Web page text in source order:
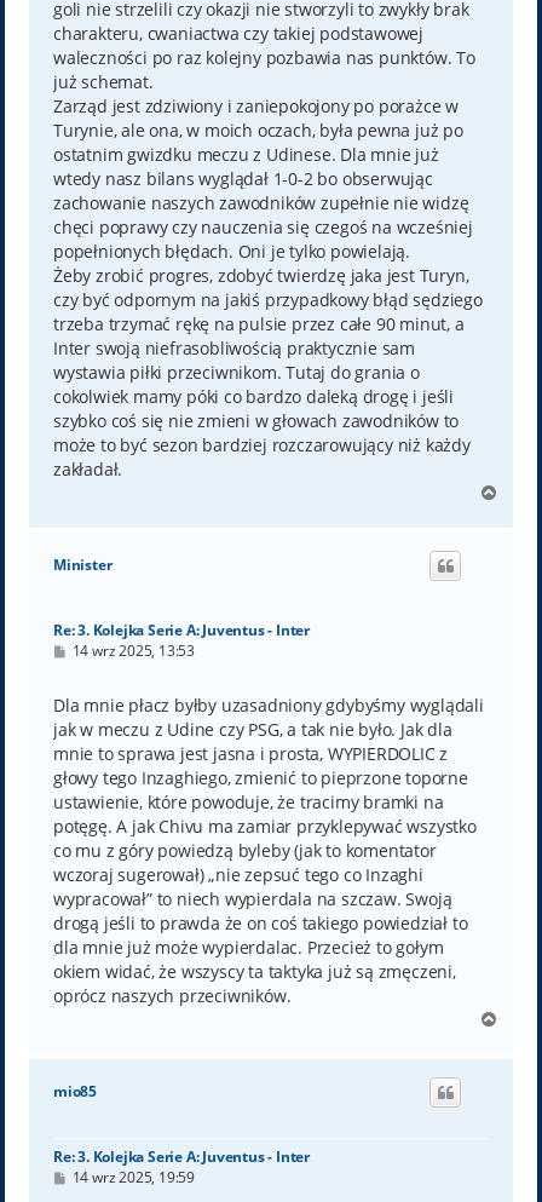
goli nie strzelili czy okazji nie stworzyli to zwykły brak
charakteru, cwaniactwa czy takiej podstawowej
waleczności po raz kolejny pozbawia nas punktów. To
już schemat.
Zarząd jest zdziwiony i zaniepokojony po porażce w
Turynie, ale ona, w moich oczach, była pewna już po
ostatnim gwizdku meczu z Udinese. Dla mnie już
wtedy nasz bilans wyglądał 1-0-2 bo obserwując
zachowanie naszych zawodników zupełnie nie widzę
chęci poprawy czy nauczenia się czegoś na wcześniej
popełnionych błędach. Oni je tylko powielają.
Żeby zrobić progres, zdobyć twierdzę jaka jest Turyn,
czy być odpornym na jakiś przypadkowy błąd sędziego
trzeba trzymać rękę na pulsie przez całe 90 minut, a
Inter swoją niefrasobliwością praktycznie sam
wystawia piłki przeciwnikom. Tutaj do grania o
cokolwiek mamy póki co bardzo daleką drogę i jeśli
szybko coś się nie zmieni w głowach zawodników to
może to być sezon bardziej rozczarowujący niż każdy
zakładał.
g
Minister
Re: 3. Kolejka Serie A: Juventus - Inter
P
t
14 wrz 2025, 13:53
Dla mnie płacz byłby uzasadniony gdybyśmy wyglądali
jak w meczu z Udine czy PSG, a tak nie było. Jak dla
mnie to sprawa jest jasna i prosta, WYPIERDOLIC z
głowy tego Inzaghiego, zmienić to pieprzone toporne
ustawienie, które powoduje, że tracimy bramki na
potęgę. A jak Chivu ma zamiar przyklepywać wszystko
co mu z góry powiedzą byleby (jak to komentator
wczoraj sugerował) „nie zepsuć tego co Inzaghi
wypracował” to niech wypierdala na szczaw. Swoją
drogą jeśli to prawda że on coś takiego powiedział to
dla mnie już może wypierdalac. Przecież to gołym
okiem widać, że wszyscy ta taktyka już są zmęczeni,
oprócz naszych przeciwników.
g
mio85
Re: 3. Kolejka Serie A: Juventus - Inter
P14 wrz 2025, 19:59